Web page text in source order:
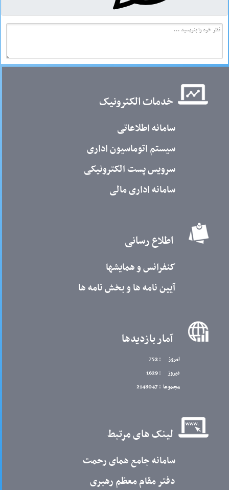
خدمات الکترونیک
سامانه اطلاعاتی
سیستم اتوماسیون اداری
سرویس پست الکترونیکی
سامانه اداری مالی
اطلاع رسانی
کنفرانس و همایشها
آیین نامه ها و بخش نامه ها
آمار بازدیدها
امروز
: 752
دیروز
: 1629
مجموعا : 2148047
لینک های مرتبط
سامانه جامع همای رحمت
دفتر مقام معظم رهبری